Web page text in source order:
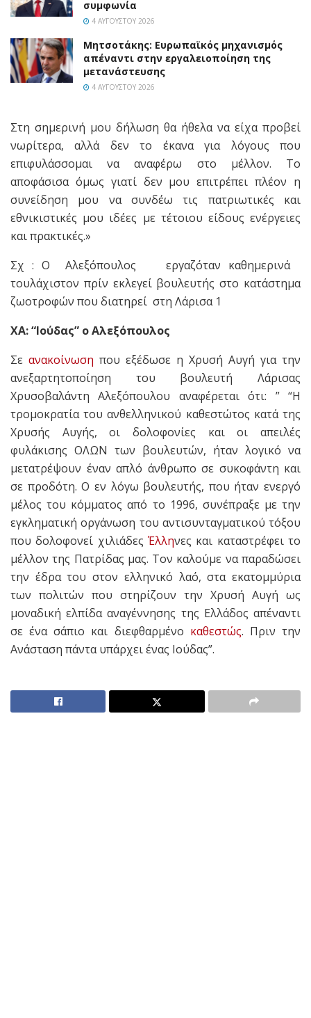
συμφωνία
4 ΑΥΓΟΎΣΤΟΥ 2026
Μητσοτάκης: Ευρωπαϊκός μηχανισμός
απέναντι στην εργαλειοποίηση της
μετανάστευσης
4 ΑΥΓΟΎΣΤΟΥ 2026
Στη σημερινή μου δήλωση θα ήθελα να είχα προβεί
νωρίτερα, αλλά δεν το έκανα για λόγους που
επιφυλάσσομαι να αναφέρω στο μέλλον. Το
αποφάσισα όμως γιατί δεν μου επιτρέπει πλέον η
συνείδηση μου να συνδέω τις πατριωτικές και
εθνικιστικές μου ιδέες με τέτοιου είδους ενέργειες
και πρακτικές.»
Σχ : Ο Αλεξόπουλος εργαζόταν καθημερινά
τουλάχιστον πρίν εκλεγεί βουλευτής στο κατάστημα
ζωοτροφών που διατηρεί στη Λάρισα 1
ΧΑ: “Ιούδας” ο Αλεξόπουλος
Σε ανακοίνωση που εξέδωσε η Χρυσή Αυγή για την
ανεξαρτητοποίηση του βουλευτή Λάρισας
Χρυσοβαλάντη Αλεξόπουλου αναφέρεται ότι: ” “Η
τρομοκρατία του ανθελληνικού καθεστώτος κατά της
Χρυσής Αυγής, οι δολοφονίες και οι απειλές
φυλάκισης ΟΛΩΝ των βουλευτών, ήταν λογικό να
μετατρέψουν έναν απλό άνθρωπο σε συκοφάντη και
σε προδότη. Ο εν λόγω βουλευτής, που ήταν ενεργό
μέλος του κόμματος από το 1996, συνέπραξε με την
εγκληματική οργάνωση του αντισυνταγματικού τόξου
που δολοφονεί χιλιάδες Έλληνες και καταστρέφει το
μέλλον της Πατρίδας μας. Τον καλούμε να παραδώσει
την έδρα του στον ελληνικό λαό, στα εκατομμύρια
των πολιτών που στηρίζουν την Χρυσή Αυγή ως
μοναδική ελπίδα αναγέννησης της Ελλάδος απέναντι
σε ένα σάπιο και διεφθαρμένο καθεστώς. Πριν την
Ανάσταση πάντα υπάρχει ένας Ιούδας”.